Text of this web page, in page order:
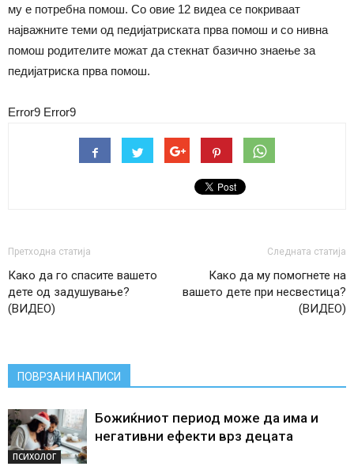
му е потребна помош. Со овие 12 видеа се покриваат
најважните теми од педијатриската прва помош и со нивна
помош родителите можат да стекнат базично знаење за
педијатриска прва помош.
Error9 Error9
Претходна статија
Како да го спасите вашето
дете од задушување?
(ВИДЕО)
Следната статија
Како да му помогнете на
вашето дете при несвестица?
(ВИДЕО)
ПОВРЗАНИ НАПИСИ
ПСИХОЛОГ
Божиќниот период може да има и
негативни ефекти врз децата